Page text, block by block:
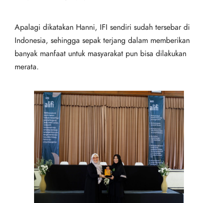
Apalagi dikatakan Hanni, IFI sendiri sudah tersebar di
Indonesia, sehingga sepak terjang dalam memberikan
banyak manfaat untuk masyarakat pun bisa dilakukan
merata.